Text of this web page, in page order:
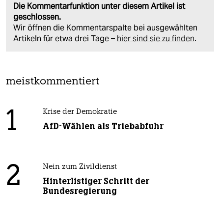
Die Kommentarfunktion unter diesem Artikel ist
geschlossen.
Wir öffnen die Kommentarspalte bei ausgewählten
Artikeln für etwa drei Tage – hier sind sie zu finden.
meistkommentiert
1 Krise der Demokratie
AfD-Wählen als Triebabfuhr
2 Nein zum Zivildienst
Hinterlistiger Schritt der
Bundesregierung